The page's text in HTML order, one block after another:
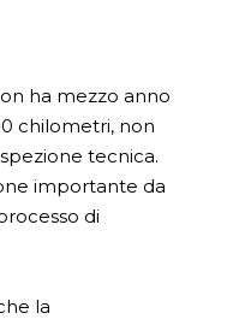
ha mezzo anno
chilometri, non
tecnica.
importante da
di
la